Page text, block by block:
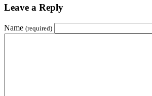
Leave a Reply
Name (required)